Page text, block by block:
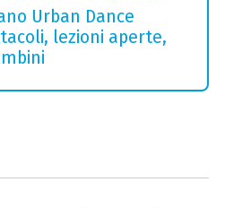
Urban Dance
lezioni aperte,